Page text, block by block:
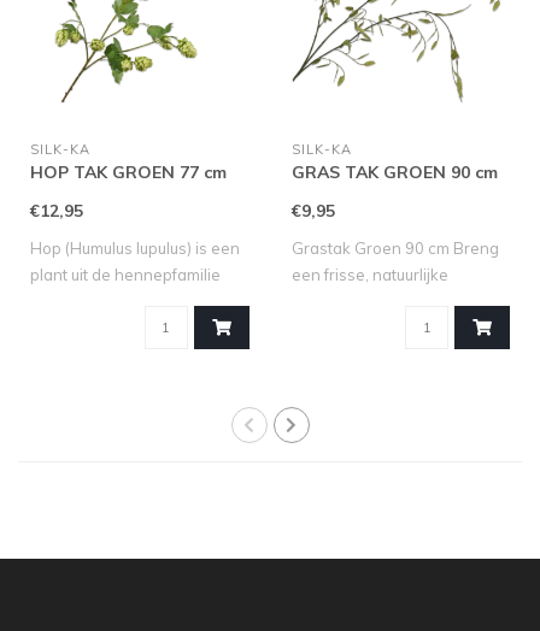
SILK-KA
HOP TAK GROEN 77 cm
€12,95
Hop (Humulus lupulus) is een
plant uit de hennepfamilie
SILK-KA
GRAS TAK GROEN 90 cm
€9,95
Grastak Groen 90 cm Breng
een frisse, natuurlijke